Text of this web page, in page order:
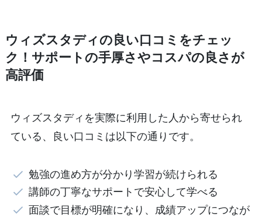
ウィズスタディの良い口コミをチェッ
ク！サポートの手厚さやコスパの良さが
高評価
ウィズスタディを実際に利用した人から寄せられ
ている、良い口コミは以下の通りです。
勉強の進め方が分かり学習が続けられる
講師の丁寧なサポートで安心して学べる
面談で目標が明確になり、成績アップにつなが